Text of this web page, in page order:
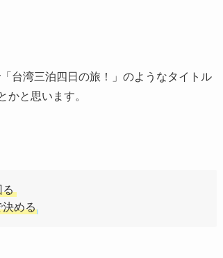
台湾三泊四日の旅！」のようなタイトル
かと思います。
る
決める